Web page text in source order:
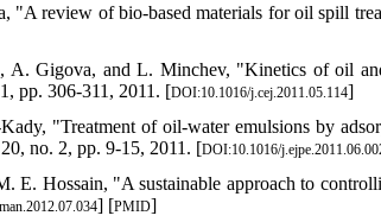
review of bio-based materials for oil spill
Gigova, and L. Minchev, "Kinetics of oil
pp. 306-311, 2011. [DOI:10.1016/j.cej.2011.05.114]
"Treatment of oil-water emulsions by
no. 2, pp. 9-15, 2011. [DOI:10.1016/
Hossain, "A sustainable approach to
] [PMID]